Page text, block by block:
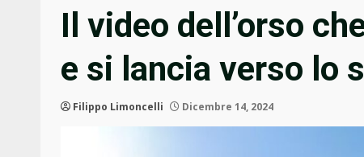
Il video dell’orso
e si lancia verso lo
Filippo Limoncelli Dicembre 14, 2024